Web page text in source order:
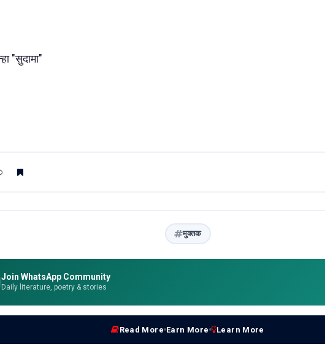
"सुदामा"
मुक्तक
Join WhatsApp Community
Daily literature, poetry & stories
Read More Earn More Learn More